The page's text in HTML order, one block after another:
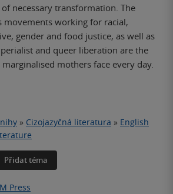
necessary transformation. The
movements working for racial,
gender and food justice, as well as
and queer liberation are the
mothers face every day.
» Cizojazyčná literatura » English
Přidat téma
Press